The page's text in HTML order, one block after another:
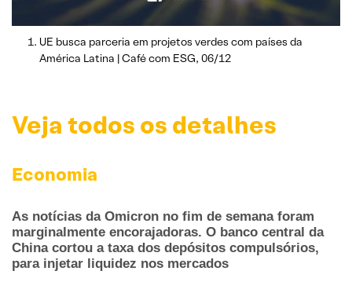
UE busca parceria em projetos verdes com países da
América Latina | Café com ESG, 06/12
Veja todos os detalhes
Economia
As notícias da Omicron no fim de semana foram
marginalmente encorajadoras. O banco central da
China cortou a taxa dos depósitos compulsórios,
para injetar liquidez nos mercados